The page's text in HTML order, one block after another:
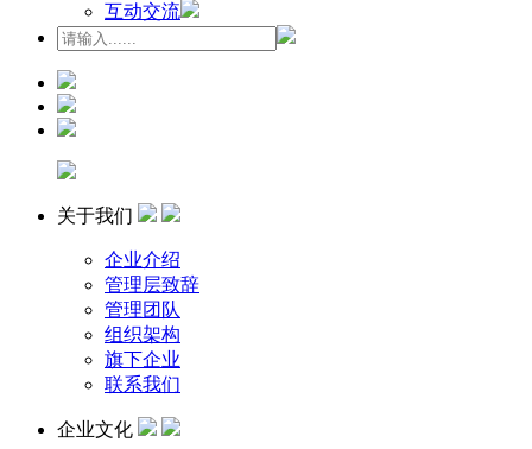
互动交流
关于我们
企业介绍
管理层致辞
管理团队
组织架构
旗下企业
联系我们
企业文化